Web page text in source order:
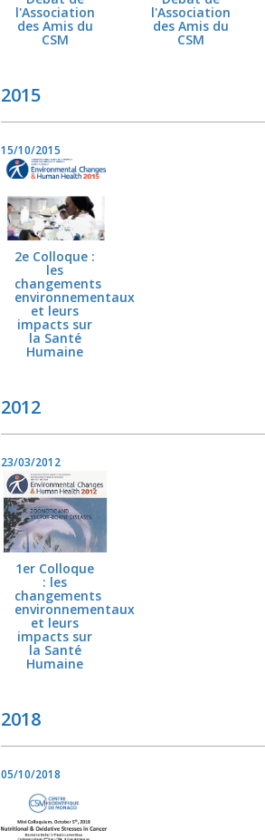
l'Association
des Amis du
CSM
l'Association
des Amis du
CSM
2015
15/10/2015
2e Colloque :
les
changements
environnementaux
et leurs
impacts sur
la Santé
Humaine
2012
23/03/2012
1er Colloque
: les
changements
environnementaux
et leurs
impacts sur
la Santé
Humaine
2018
05/10/2018